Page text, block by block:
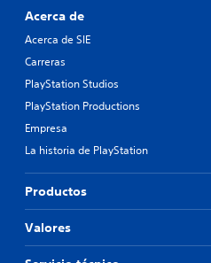
Acerca de
Acerca de SIE
Carreras
PlayStation Studios
PlayStation Productions
Empresa
La historia de PlayStation
Productos
Valores